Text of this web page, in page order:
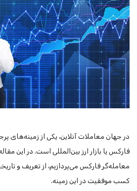
در جهان معاملات آنلاین، یکی از زمینه‌های
فارکس یا بازار ارز بین‌المللی است. در این
معامله‌گر فارکس می‌پردازیم، از تعریف و
کسب موفقیت در این زمینه.